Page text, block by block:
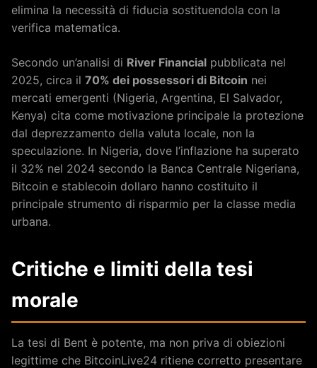
elimina la necessità di fiducia sostituendola con la
verifica matematica.
Secondo un’analisi di River Financial pubblicata nel
2025, circa il 70% dei possessori di Bitcoin nei
mercati emergenti (Nigeria, Argentina, El Salvador,
Kenya) cita come motivazione principale la protezione
dal deprezzamento della valuta locale, non la
speculazione. In Nigeria, dove l’inflazione ha superato
il 32% nel 2024 secondo la Banca Centrale Nigeriana,
Bitcoin e stablecoin dollaro hanno costituito il
principale strumento di risparmio per la classe media
urbana.
Critiche e limiti della tesi
morale
La tesi di Bent è potente, ma non priva di obiezioni
legittime che BitcoinLive24 ritiene corretto presentare